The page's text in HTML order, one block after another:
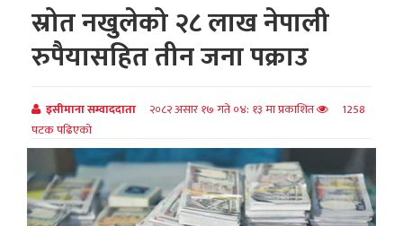
स्रोत नखुलेको २८ लाख नेपाली
रुपैयासहित तीन जना पक्राउ
इसीमाना सम्वाददाता २०८२ असार १७ गते ०४: १३ मा प्रकाशित
1258
पटक पढिएको